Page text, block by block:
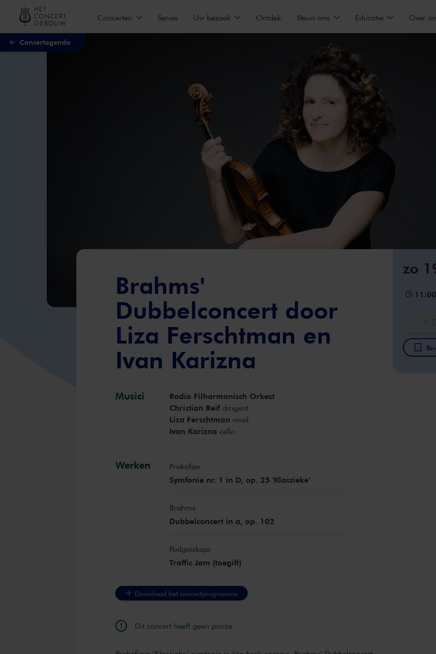
Naar hoofdcontent
Concertagenda
Concerten Series Uw bezoek Ontdek Steun ons Educatie Over
zo
11:00
Brahms'
Dubbelconcert door
Liza Ferschtman en
Ivan Karizna
Musici
Radio Filharmonisch Orkest
Christian Reifdirigent
Liza Ferschtman viool
Ivan Karizna cello
Werken Prokofjev
Symfonie nr. 1 in D, op. 25 'Klassieke'
Brahms
Dubbelconcert in a, op. 102
Podgaiskaja
Traffic Jam (toegift)
Download het concertprogramma
Dit concert heeft geen pauze